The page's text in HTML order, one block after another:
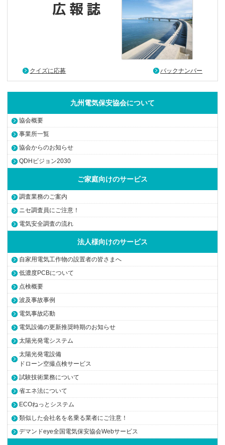
クイズに応募 バックナンバー
九州電気保安協会について
協会概要
事業所一覧
協会からのお知らせ
QDHビジョン2030
ご家庭向けのサービス
調査業務のご案内
ニセ調査員にご注意！
電気安全調査の流れ
法人様向けのサービス
自家用電気工作物の設置者の皆さまへ
低濃度PCBについて
点検概要
波及事故事例
電気事故応動
電気設備の更新推奨時期のお知らせ
太陽光発電システム
太陽光発電設備
ドローン空撮点検サービス
試験技術業務について
省エネ法について
ECOねっとシステム
類似した会社名を名乗る業者にご注意！
デマンドeye全国電気保安協会Webサービス